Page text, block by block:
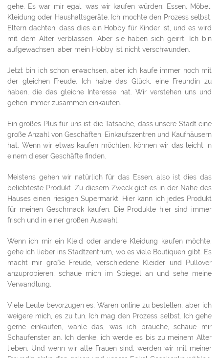
gehe. Es war mir egal, was wir kaufen würden: Essen, Möbel,
Kleidung oder Haushaltsgeräte. Ich mochte den Prozess selbst.
Eltern dachten, dass dies ein Hobby für Kinder ist, und es wird
mit dem Alter verblassen. Aber sie haben sich geirrt. Ich bin
aufgewachsen, aber mein Hobby ist nicht verschwunden.
Jetzt bin ich schon erwachsen, aber ich kaufe immer noch mit
der gleichen Freude. Ich habe das Glück, eine Freundin zu
haben, die das gleiche Interesse hat. Wir verstehen uns und
gehen immer zusammen einkaufen.
Ein großes Plus für uns ist die Tatsache, dass unsere Stadt eine
große Anzahl von Geschäften, Einkaufszentren und Kaufhäusern
hat. Wenn wir etwas kaufen möchten, können wir das leicht in
einem dieser Geschäfte finden.
Meistens gehen wir natürlich für das Essen, also ist dies das
beliebteste Produkt. Zu diesem Zweck gibt es in der Nähe des
Hauses einen riesigen Supermarkt. Hier kann ich jedes Produkt
für meinen Geschmack kaufen. Die Produkte hier sind immer
frisch und in einer großen Auswahl.
Wenn ich mir ein Kleid oder andere Kleidung kaufen möchte,
gehe ich lieber ins Stadtzentrum, wo es viele Boutiquen gibt. Es
macht mir große Freude, verschiedene Kleider und Pullover
anzuprobieren, schaue mich im Spiegel an und sehe meine
Verwandlung.
Viele Leute bevorzugen es, Waren online zu bestellen, aber ich
weigere mich, es zu tun. Ich mag den Prozess selbst. Ich gehe
gerne einkaufen, wähle das, was ich brauche, schaue mir
Schaufenster an. Ich denke, ich werde es bis zu meinem Alter
lieben. Und wenn wir alte Frauen sind, werden wir mit meiner